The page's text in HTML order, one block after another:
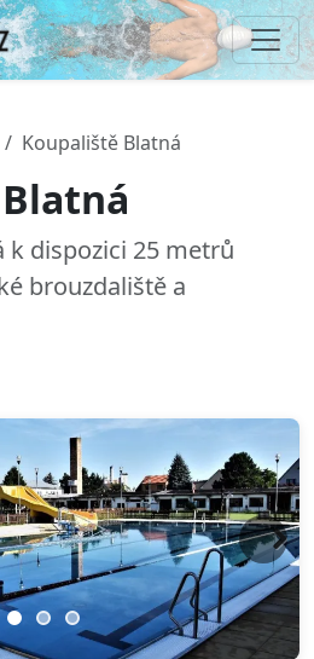
Koupaliště Blatná
k dispozici 25 metrů
brouzdaliště a
Next